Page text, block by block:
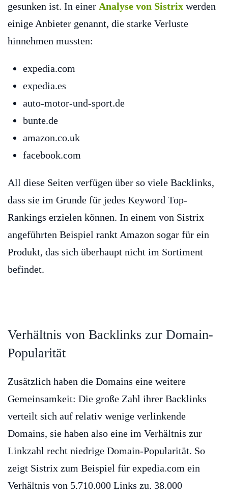
gesunken ist. In einer Analyse von Sistrix werden
einige Anbieter genannt, die starke Verluste
hinnehmen mussten:
expedia.com
expedia.es
auto-motor-und-sport.de
bunte.de
amazon.co.uk
facebook.com
All diese Seiten verfügen über so viele Backlinks,
dass sie im Grunde für jedes Keyword Top-
Rankings erzielen können. In einem von Sistrix
angeführten Beispiel rankt Amazon sogar für ein
Produkt, das sich überhaupt nicht im Sortiment
befindet.
Verhältnis von Backlinks zur Domain-
Popularität
Zusätzlich haben die Domains eine weitere
Gemeinsamkeit: Die große Zahl ihrer Backlinks
verteilt sich auf relativ wenige verlinkende
Domains, sie haben also eine im Verhältnis zur
Linkzahl recht niedrige Domain-Popularität. So
zeigt Sistrix zum Beispiel für expedia.com ein
Verhältnis von 5.710.000 Links zu. 38.000